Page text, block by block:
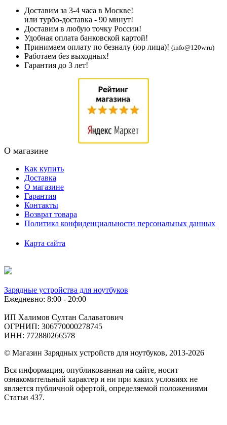
Доставим за 3-4 часа в Москве!
или турбо-доставка - 90 минут!
Доставим в любую точку России!
Удобная оплата банковской картой!
Принимаем оплату по безналу (юр лица)! (info@120w.ru)
Работаем без выходных!
Гарантия до 3 лет!
О магазине
Как купить
Доставка
О магазине
Гарантия
Контакты
Возврат товара
Политика конфиденциальности персональных данных
Карта сайта
Зарядные устройства для ноутбуков
Ежедневно: 8:00 - 20:00
ИП Халимов Султан Салаватович
ОГРНИП: 306770000278745
ИНН: 772880266578
© Магазин Зарядных устройств для ноутбуков, 2013-2026
Вся информация, опубликованная на сайте, носит
ознакомительный характер и ни при каких условиях не
является публичной офертой, определяемой положениями
Статьи 437.